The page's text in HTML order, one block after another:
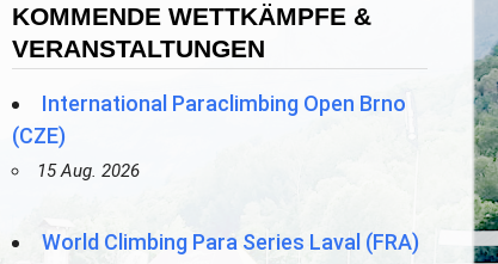
KOMMENDE WETTKÄMPFE &
VERANSTALTUNGEN
International Paraclimbing Open Brno
(CZE)
15 Aug. 2026
World Climbing Para Series Laval (FRA)